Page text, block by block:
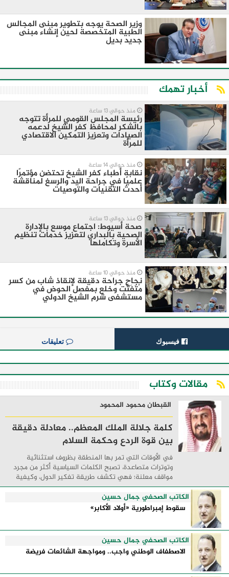
وزير الصحة يوجه بتطوير مبنى المجالس
الطبية المتخصصة لحين إنشاء مبنى
جديد بديل
أخبار تهمك
منذ حوالي 13 ساعة
رئيسة المجلس القومي للمرأة تتوجه
بالشكر لمحافظ كفر الشيخ لدعمه
الصيادات وتعزيز التمكين الاقتصادي
للمرأة
منذ حوالي 14 ساعة
نقابة أطباء كفر الشيخ تحتضن مؤتمرًا
علميًا في جراحة اليد والرسغ لمناقشة
أحدث التقنيات والتوصيات
منذ حوالي 13 ساعة
صحة أسيوط: اجتماع موسع بالإدارة
الصحية بالبداري لتعزيز خدمات تنظيم
الأسرة وتكاملها
منذ حوالي 10 ساعة
نجاح جراحة دقيقة لإنقاذ شاب من كسر
مُتَفَتِّت وخلع بمفصل الحوض في
مستشفى شرم الشيخ الدولي
فيسبوك تعليقات
مقالات وكتاب
القبطان محمود المحمود
كلمة جلالة الملك المعظم.. معادلة دقيقة
بين قوة الردع وحكمة السلام
في الأوقات التي تمر بها المنطقة بظروف استثنائية
وتوترات متصاعدة، تصبح الكلمات السياسية أكثر من مجرد
مواقف معلنة؛ فهي تكشف طريقة تفكير الدول، وكيفية
إدارتها للأزمات، والحدود التي تفصل بين القوة ...
الكاتب الصحفي جمال حسين
سقوط إمبراطورية «أولاد الأكابر»
الكاتب الصحفي جمال حسين
الاصطفاف الوطني واجب.. ومواجهة الشائعات فريضة